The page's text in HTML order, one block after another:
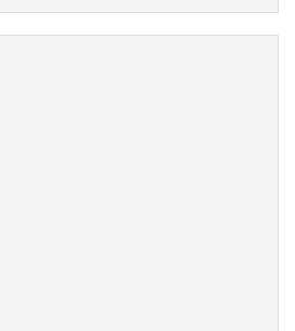
通夜対応 宿泊 親族控室
バリアフリー